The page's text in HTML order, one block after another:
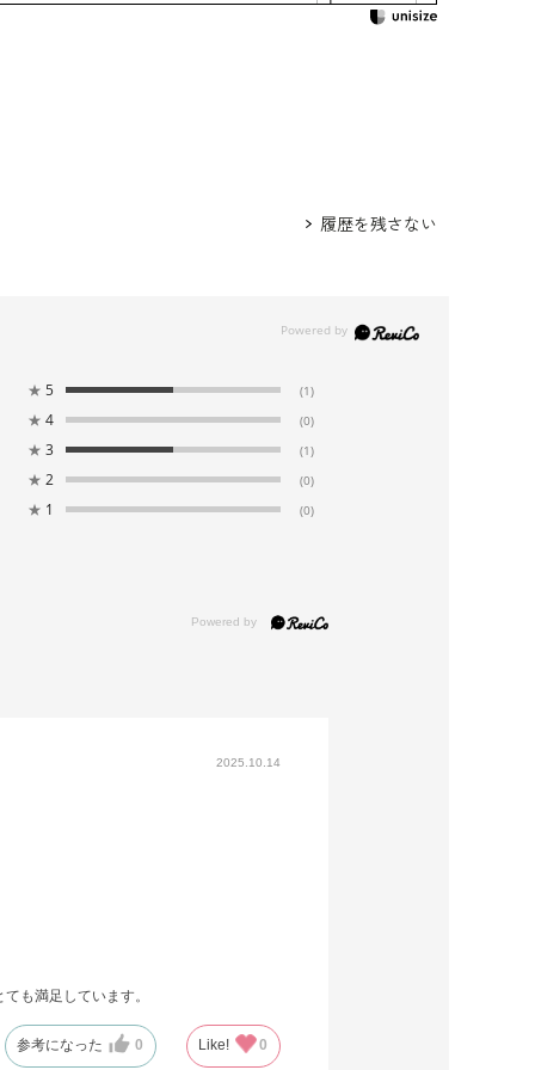
履歴を残さない
★ 5 (1)
★ 4 (0)
★ 3 (1)
★ 2 (0)
★ 1 (0)
2025.10.14
も満足しています。
参考になった 0 Like! 0